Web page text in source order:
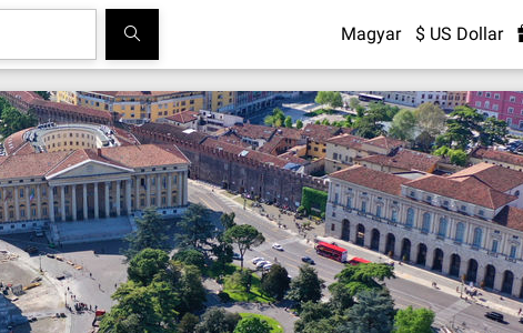
Magyar $ US Dollar